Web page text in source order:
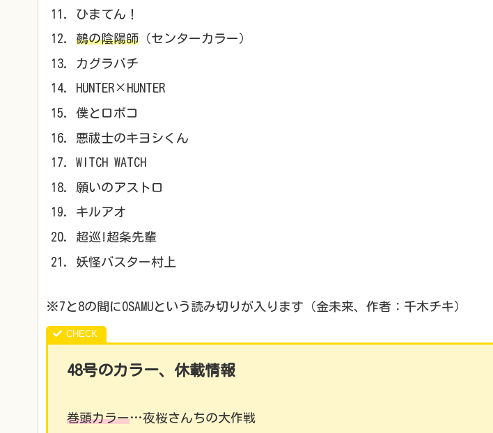
ひまてん！
鵺の陰陽師 （センターカラー）
カグラバチ
HUNTER×HUNTER
僕とロボコ
悪祓士のキヨシくん
WITCH WATCH
願いのアストロ
キルアオ
超巡!超条先輩
妖怪バスター村上
※7と8の間にOSAMUという読み切りが入ります（金未来、作者：千木チキ）
48号のカラー、休載情報
巻頭カラー…夜桜さんちの大作戦